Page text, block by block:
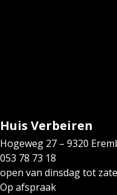
Huis Verbeiren
Hogeweg 27 – 9320
053 78 73 18
open van dinsdag tot
Op afspraak